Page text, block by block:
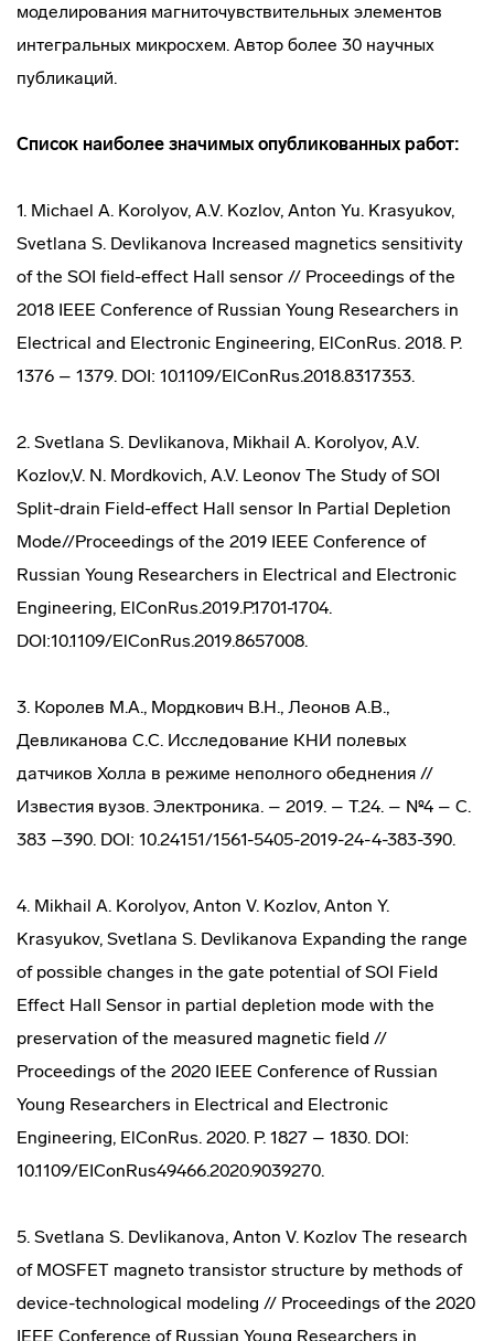
моделирования магниточувствительных элементов
интегральных микросхем. Автор более 30 научных
публикаций.
Список наиболее значимых опубликованных работ:
1. Michael A. Korolyov, A.V. Kozlov, Anton Yu. Krasyukov,
Svetlana S. Devlikanova Increased magnetics sensitivity
of the SOI field-effect Hall sensor // Proceedings of the
2018 IEEE Conference of Russian Young Researchers in
Electrical and Electronic Engineering, ElConRus. 2018. P.
1376 – 1379. DOI: 10.1109/ElConRus.2018.8317353.
2. Svetlana S. Devlikanova, Mikhail A. Korolyov, A.V.
Kozlov,V. N. Mordkovich, A.V. Leonov The Study of SOI
Split-drain Field-effect Hall sensor In Partial Depletion
Mode//Proceedings of the 2019 IEEE Conference of
Russian Young Researchers in Electrical and Electronic
Engineering, ElConRus.2019.P.1701-1704.
DOI:10.1109/ElConRus.2019.8657008.
3. Королев М.А., Мордкович В.Н., Леонов А.В.,
Девликанова С.С. Исследование КНИ полевых
датчиков Холла в режиме неполного обеднения //
Известия вузов. Электроника. – 2019. – T.24. – №4 – С.
383 –390. DOI: 10.24151/1561-5405-2019-24-4-383-390.
4. Mikhail A. Korolyov, Anton V. Kozlov, Anton Y.
Krasyukov, Svetlana S. Devlikanova Expanding the range
of possible changes in the gate potential of SOI Field
Effect Hall Sensor in partial depletion mode with the
preservation of the measured magnetic field //
Proceedings of the 2020 IEEE Conference of Russian
Young Researchers in Electrical and Electronic
Engineering, ElConRus. 2020. P. 1827 – 1830. DOI:
10.1109/EIConRus49466.2020.9039270.
5. Svetlana S. Devlikanova, Anton V. Kozlov The research
of MOSFET magneto transistor structure by methods of
device-technological modeling // Proceedings of the 2020
IEEE Conference of Russian Young Researchers in